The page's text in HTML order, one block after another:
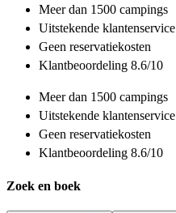
Meer dan 1500 campings
Uitstekende klantenservice
Geen reservatiekosten
Klantbeoordeling 8.6/10
Meer dan 1500 campings
Uitstekende klantenservice
Geen reservatiekosten
Klantbeoordeling 8.6/10
Zoek en boek